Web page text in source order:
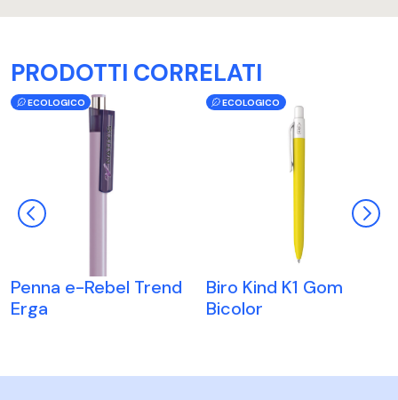
PRODOTTI CORRELATI
ECOLOGICO
Penna e-Rebel Trend
Erga
ECOLOGICO
Biro Kind K1 Gom
Bicolor